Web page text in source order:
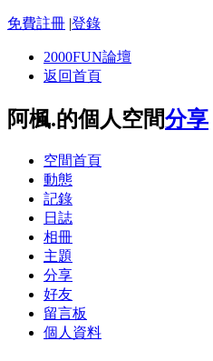
免費註冊 |登錄
2000FUN論壇
返回首頁
阿楓.的個人空間分享
空間首頁
動態
記錄
日誌
相冊
主題
分享
好友
留言板
個人資料